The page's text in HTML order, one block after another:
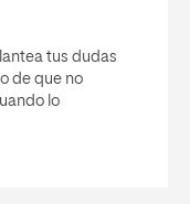
tus dudas
de que no
lo